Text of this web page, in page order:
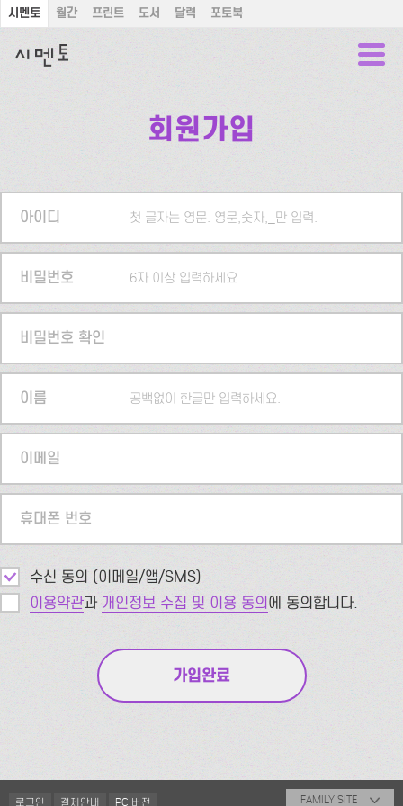
시멘토 월간 프린트 도서 달력 포토북
회원가입
아이디 첫 글자는 영문. 영문,숫자,_만 입력.
비밀번호 6자 이상 입력하세요.
비밀번호 확인
이름 공백없이 한글만 입력하세요.
이메일
휴대폰 번호
수신 동의 (이메일/앱/SMS)
이용약관과 개인정보 수집 및 이용 동의에 동의합니다.
로그인 결제안내 PC 버전 FAMILY SITE